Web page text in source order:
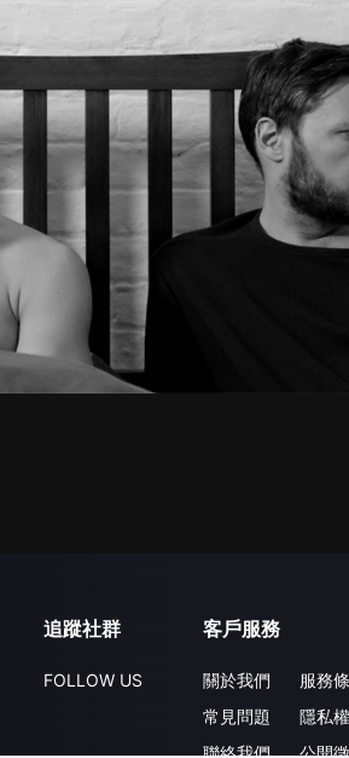
追蹤社群
FOLLOW US
客戶服務
關於我們
常見問題
聯絡我們
服務
隱私權
公開